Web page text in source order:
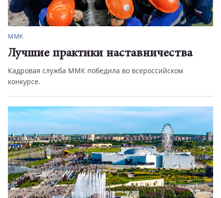
ММК
Лучшие практики наставничества
Кадровая служба ММК победила во всероссийском
конкурсе.